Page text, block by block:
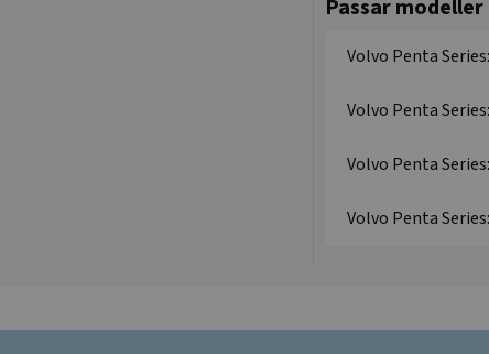
Passar modeller
Volvo Penta
Volvo Penta
Volvo Penta
Volvo Penta